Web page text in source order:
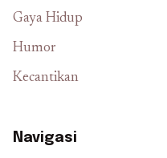
Gaya Hidup
Humor
Kecantikan
Navigasi